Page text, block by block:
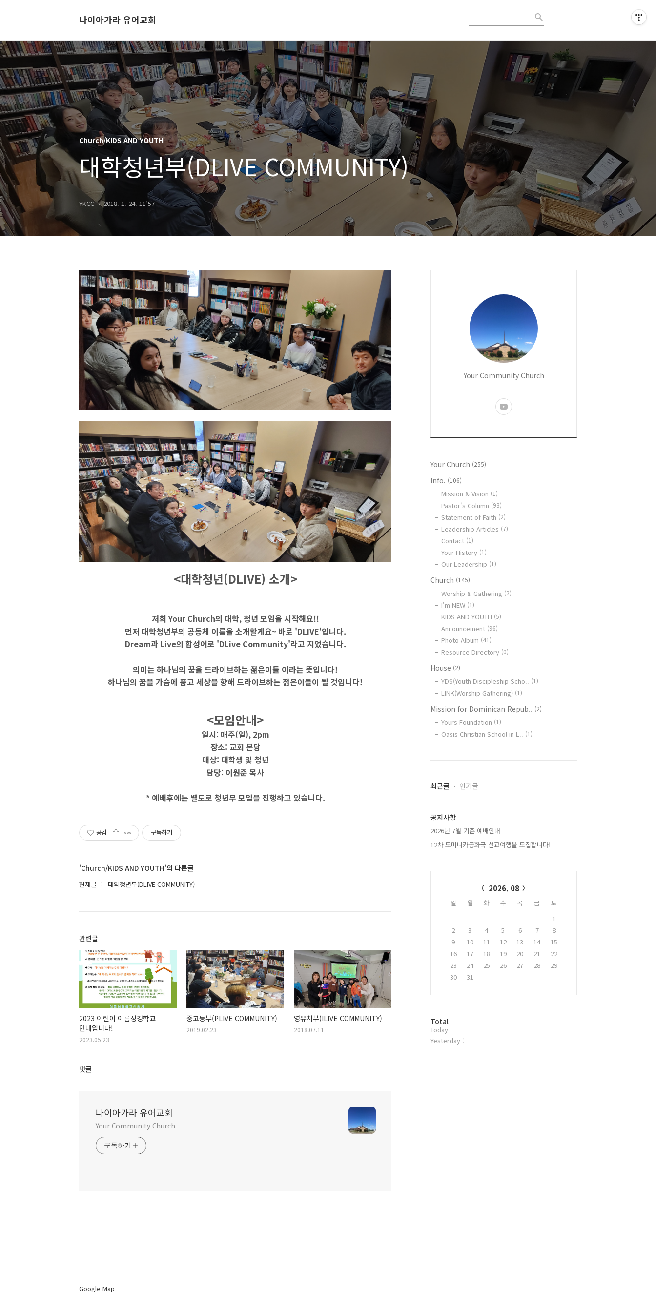
나이아가라 유어교회
Church/KIDS AND YOUTH
대학청년부(DLIVE COMMUNITY)
YKCC 2018. 1. 24. 11:57
<대학청년(DLIVE) 소개>
저희 Your Church의 대학, 청년 모임을 시작해요!!
먼저 대학청년부의 공동체 이름을 소개할게요~ 바로 'DLIVE'입니다.
Dream과 Live의 합성어로 'DLive Community'라고 지었습니다.
의미는 하나님의 꿈을 드라이브하는 젊은이들 이라는 뜻입니다!
하나님의 꿈을 가슴에 품고 세상을 향해 드라이브하는 젊은이들이 될 것입니다!
<모임안내>
일시: 매주(일), 2pm
장소: 교회 본당
대상: 대학생 및 청년
담당: 이원준 목사
* 예배후에는 별도로 청년무 모임을 진행하고 있습니다.
공감 구독하기
'Church/KIDS AND YOUTH'의 다른글
현재글 대학청년부(DLIVE COMMUNITY)
관련글
2023 어린이 여름성경학교
안내입니다!
2023.05.23
중고등부(PLIVE COMMUNITY)
2019.02.23
영유치부(ILIVE COMMUNITY)
2018.07.11
댓글
나이아가라 유어교회
Your Community Church
구독하기
Your Community Church
Your Church (255)
Info. (106)
Mission & Vision (1)
Pastor's Column (93)
Statement of Faith (2)
Leadership Articles (7)
Contact (1)
Your History (1)
Our Leadership (1)
Church (145)
Worship & Gathering (2)
I'm NEW (1)
KIDS AND YOUTH (5)
Announcement (96)
Photo Album (41)
Resource Directory (0)
House (2)
YDS(Youth Discipleship Scho.. (1)
LINK(Worship Gathering) (1)
Mission for Dominican Repub.. (2)
Yours Foundation (1)
Oasis Christian School in L.. (1)
최
과
기
글
최근글 인기글
공지사항
2026년 7월 기준 예배안내
12차 도미니카공화국 선교여행을 모집합니다!
2026. 08
일 월 화 수 목 금
토
1
2
3 4 5 6 7
8
9
10 11 12 13 14
15
16
17 18 19 20 21
22
23
24 25 26 27 28
29
30
31
방
문
자
Total
Today :
Yesterday :
Google Map